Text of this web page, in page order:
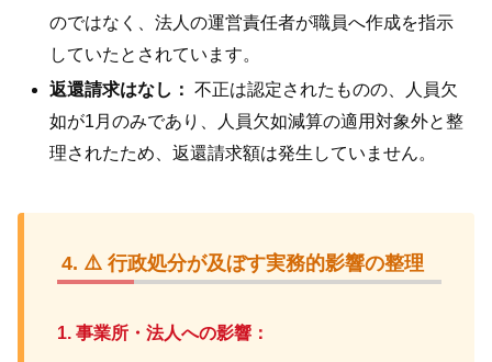
のではなく、法人の運営責任者が職員へ作成を指示
していたとされています。
返還請求はなし： 不正は認定されたものの、人員欠
如が1月のみであり、人員欠如減算の適用対象外と整
理されたため、返還請求額は発生していません。
⚠️ 行政処分が及ぼす実務的影響の整理
1. 事業所・法人への影響：